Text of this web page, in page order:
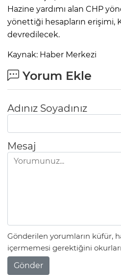
Hazine yardımı alan CHP
yönettiği hesapların erişimi,
devredilecek.
Kaynak: Haber Merkezi
Yorum Ekle
Adınız Soyadınız
Mesaj
Gönderilen yorumların küfür,
içermemesi gerektiğini
Gönder